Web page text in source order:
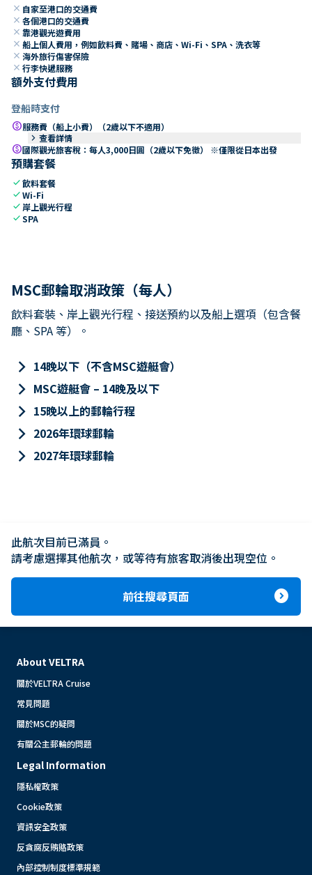
close 自家至港口的交通費
close 各個港口的交通費
close 靠港觀光遊費用
close 船上個人費用，例如飲料費、賭場、商店、Wi-Fi、SPA、洗衣等
close 海外旅行傷害保險
close 行李快遞服務
額外支付費用
登船時支付
paid服務費（船上小費）（2歲以下不適用）
keyboard_arrow_right 查看詳情
paid國際觀光旅客稅：每人3,000日圓（2歲以下免徵） ※僅限從日本出發
預購套餐
check飲料套餐
checkWi-Fi
check 岸上觀光行程
checkSPA
MSC郵輪取消政策（每人）
飲料套裝、岸上觀光行程、接送預約以及船上選項（包含餐
廳、SPA 等）。
keyboard_arrow_right 14晚以下（不含MSC遊艇會）
keyboard_arrow_right MSC遊艇會 – 14晚及以下
keyboard_arrow_right 15晚以上的郵輪行程
keyboard_arrow_right 2026年環球郵輪
keyboard_arrow_right 2027年環球郵輪
此航次目前已滿員。
請考慮選擇其他航次，或等待有旅客取消後出現空位。
前往搜尋頁面 expand_circle_right
About VELTRA
關於VELTRA Cruise
常見問題
關於MSC的疑問
有關公主郵輪的問題
Legal Information
隱私權政策
Cookie政策
資訊安全政策
反貪腐反賄賂政策
內部控制制度標準規範